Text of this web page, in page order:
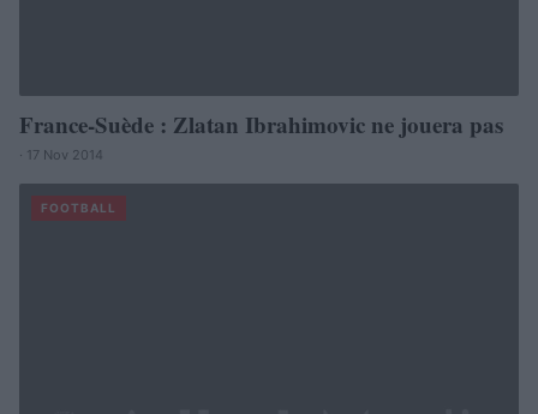
France-Suède : Zlatan Ibrahimovic ne jouera pas
· 17 Nov 2014
FOOTBALL